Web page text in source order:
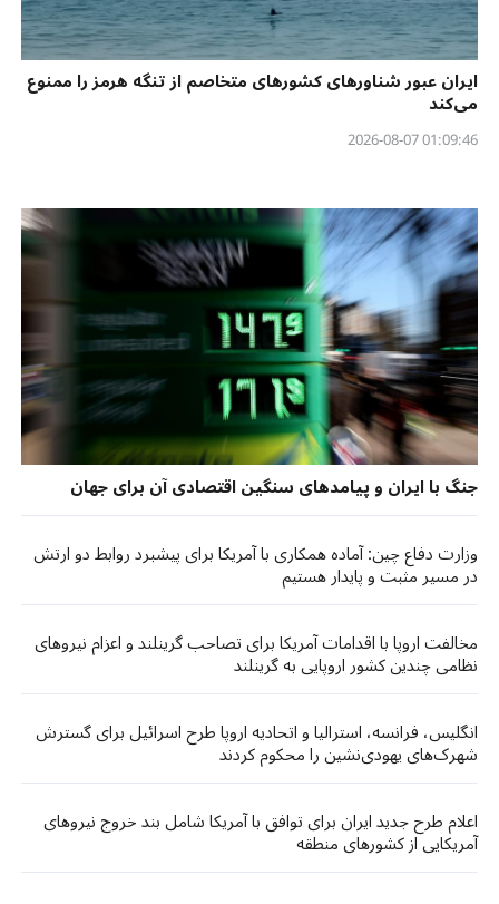
ایران عبور شناورهای کشورهای متخاصم از تنگه هرمز را ممنوع
می‌کند
01:09:46 2026-08-07
جنگ با ایران و پیامدهای سنگین اقتصادی آن برای جهان
وزارت دفاع چین: آماده همکاری با آمریکا برای پیشبرد روابط دو ارتش
در مسیر مثبت و پایدار هستیم
مخالفت اروپا با اقدامات آمریکا برای تصاحب گرینلند و اعزام نیروهای
نظامی چندین کشور اروپایی به گرینلند
انگلیس، فرانسه، استرالیا و اتحادیه اروپا طرح اسرائیل برای گسترش
شهرک‌های یهودی‌نشین را محکوم کردند
اعلام طرح جدید ایران برای توافق با آمریکا شامل بند خروج نیروهای
آمریکایی از کشورهای منطقه